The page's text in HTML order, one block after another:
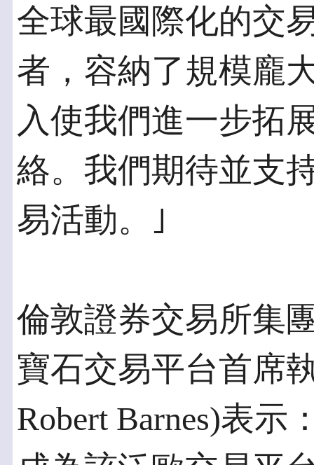
全球最國際化的交
者，容納了規模龐
入使我們進一步拓
絡。我們期待並支
易活動。｣
倫敦證券交易所集
寶石交易平台首席
Robert Barnes)表